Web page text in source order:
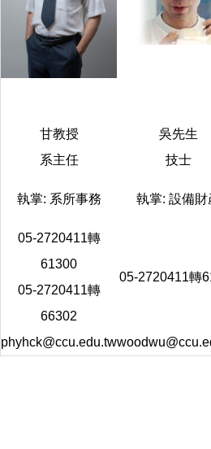
甘教授 吳先生
系主任
技士
執掌: 系所事務 執掌: 設備財
05-2720411轉
61300
05-2720411轉
66302
05-2720411轉
phyhck@ccu.edu.tw